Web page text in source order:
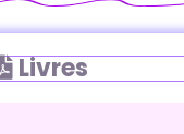
Livres